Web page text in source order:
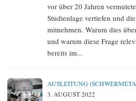
vor über 20 Jahren
Studienlage vertiefen und
mitnehmen. Warum dies
und warum diese Frage
bereits im...
AUSLEITUNG
3. AUGUST 2022